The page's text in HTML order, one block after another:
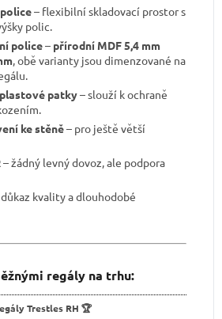
– flexibilní skladovací prostor s
polic.
police– přírodní MDF 5,4 mm
, obě varianty jsou dimenzované na
patky– slouží k ochraně
ke stěně– pro ještě větší
– žádný levný dovoz, ale podpora
kvality a dlouhodobé
regály na trhu:
Trestles RH 🏆